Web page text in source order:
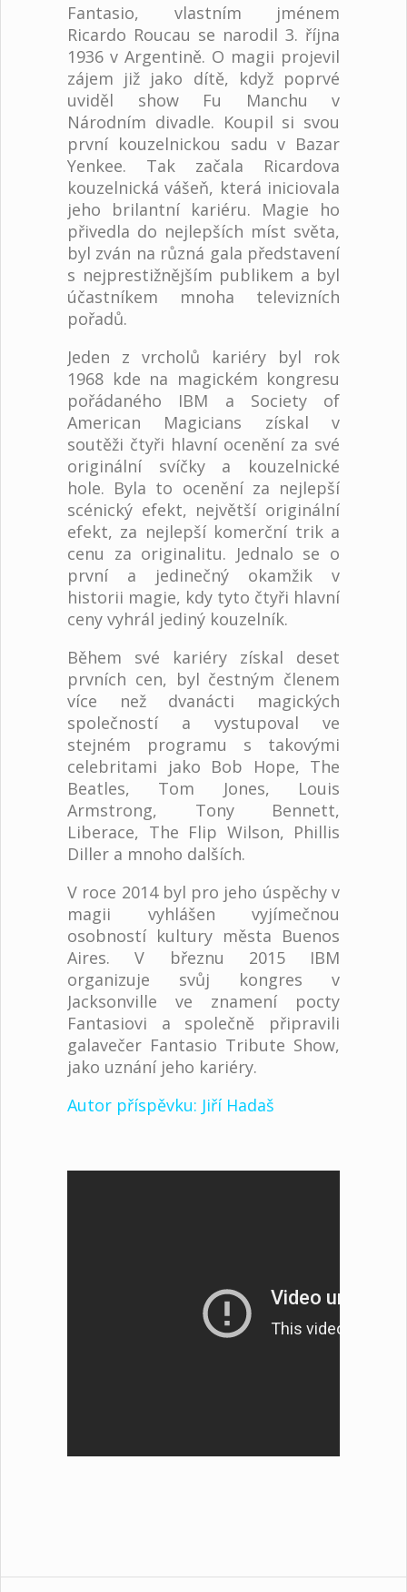
Fantasio, vlastním jménem
Ricardo Roucau se narodil 3. října
1936 v Argentině. O magii projevil
zájem již jako dítě, když poprvé
uviděl show Fu Manchu v
Národním divadle. Koupil si svou
první kouzelnickou sadu v Bazar
Yenkee. Tak začala Ricardova
kouzelnická vášeň, která iniciovala
jeho brilantní kariéru. Magie ho
přivedla do nejlepších míst světa,
byl zván na různá gala představení
s nejprestižnějším publikem a byl
účastníkem mnoha televizních
pořadů.
Jeden z vrcholů kariéry byl rok
1968 kde na magickém kongresu
pořádaného IBM a Society of
American Magicians získal v
soutěži čtyři hlavní ocenění za své
originální svíčky a kouzelnické
hole. Byla to ocenění za nejlepší
scénický efekt, největší originální
efekt, za nejlepší komerční trik a
cenu za originalitu. Jednalo se o
první a jedinečný okamžik v
historii magie, kdy tyto čtyři hlavní
ceny vyhrál jediný kouzelník.
Během své kariéry získal deset
prvních cen, byl čestným členem
více než dvanácti magických
společností a vystupoval ve
stejném programu s takovými
celebritami jako Bob Hope, The
Beatles, Tom Jones, Louis
Armstrong, Tony Bennett,
Liberace, The Flip Wilson, Phillis
Diller a mnoho dalších.
V roce 2014 byl pro jeho úspěchy v
magii vyhlášen vyjímečnou
osobností kultury města Buenos
Aires. V březnu 2015 IBM
organizuje svůj kongres v
Jacksonville ve znamení pocty
Fantasiovi a společně připravili
galavečer Fantasio Tribute Show,
jako uznání jeho kariéry.
Autor příspěvku: Jiří Hadaš